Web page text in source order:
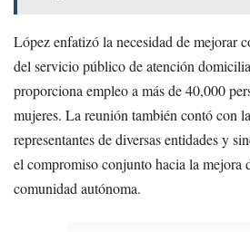
López enfatizó la necesidad de mejorar
del servicio público de atención
proporciona empleo a más de 40,000
mujeres. La reunión también contó con
representantes de diversas entidades y
el compromiso conjunto hacia la mejora
comunidad autónoma.